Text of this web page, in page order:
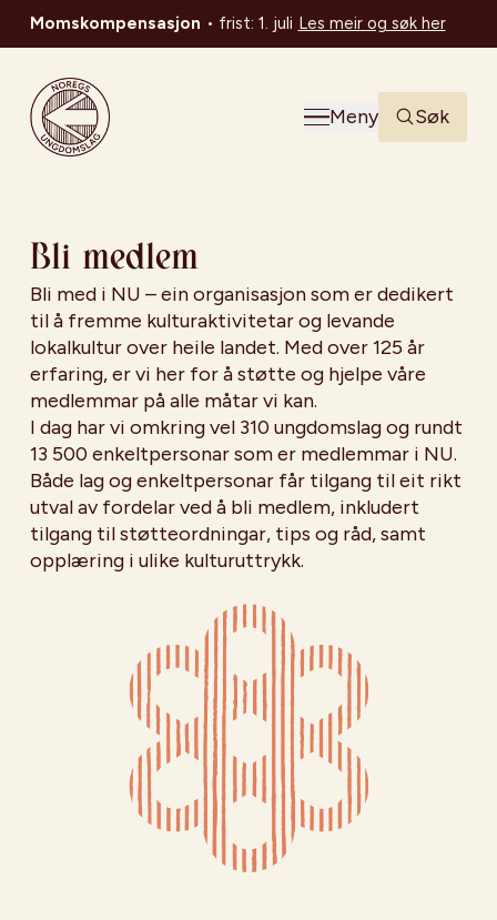
Momskompensasjon • frist: 1. juli Les meir og søk her
Noregs Ungdomslag
Meny
Søk
Bli medlem
Bli med i NU – ein organisasjon som er dedikert
til å fremme kulturaktivitetar og levande
lokalkultur over heile landet. Med over 125 år
erfaring, er vi her for å støtte og hjelpe våre
medlemmar på alle måtar vi kan.
I dag har vi omkring vel 310 ungdomslag og rundt
13 500 enkeltpersonar som er medlemmar i NU.
Både lag og enkeltpersonar får tilgang til eit rikt
utval av fordelar ved å bli medlem, inkludert
tilgang til støtteordningar, tips og råd, samt
opplæring i ulike kulturuttrykk.